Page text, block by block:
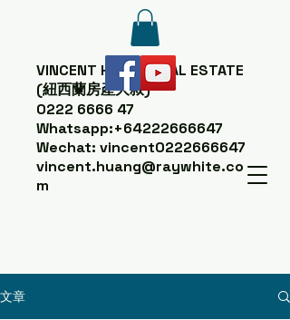
VINCENT HUANGREAL ESTATE
(紐西蘭房產大叔)
0222 6666 47
Whatsapp:+64222666647
Wechat: vincent0222666647
vincent.huang@raywhite.co
m
文章